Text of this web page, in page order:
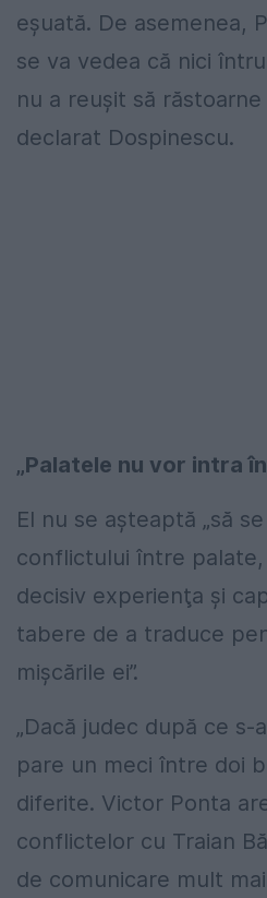
eșuată. De asemenea,
se va vedea că nici
nu a reuşit să răstoarne
declarat Dospinescu.
„Palatele nu vor intra
El nu se așteaptă „să
conflictului între palate,
decisiv experienţa şi
tabere de a traduce
mişcările ei”.
„Dacă judec după ce s-
pare un meci între doi
diferite. Victor Ponta
conflictelor cu Traian
de comunicare mult